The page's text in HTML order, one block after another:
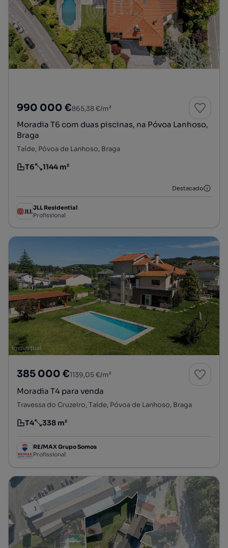
990 000 €865,38 €/m²
Moradia T6 com duas piscinas, na Póvoa Lanhoso,
Braga
Taíde, Póvoa de Lanhoso, Braga
Tipologia
T6
Preço por metro quadrado
1144 m²
Destacado
JLL Residential
Profissional
385 000 €1139,05 €/m²
Moradia T4 para venda
Travessa do Cruzeiro, Taíde, Póvoa de Lanhoso, Braga
Tipologia
T4
Preço por metro quadrado
338 m²
RE/MAX Grupo Somos
Profissional